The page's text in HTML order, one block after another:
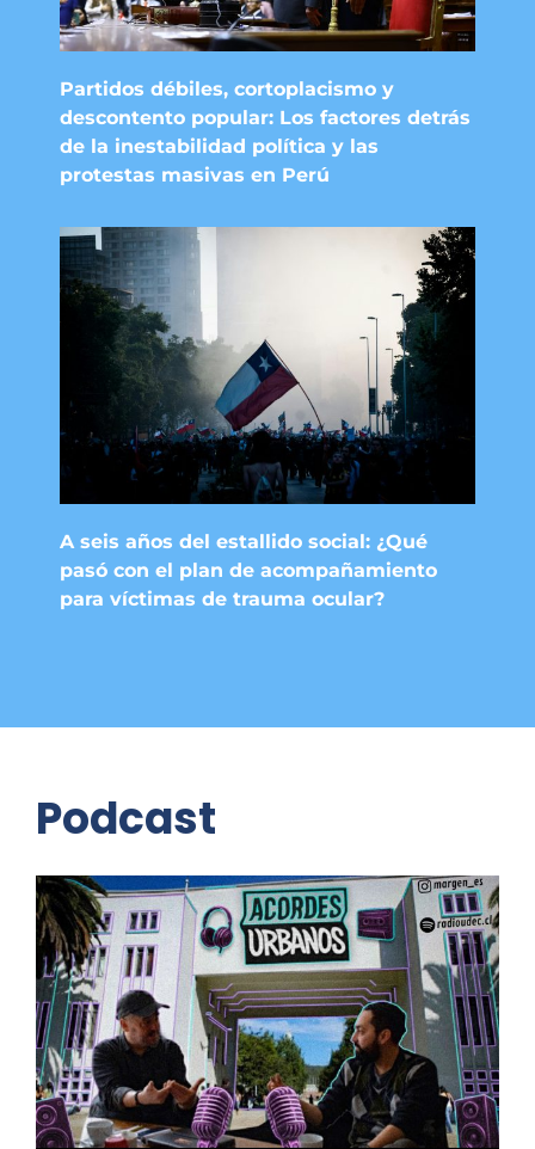
Partidos débiles, cortoplacismo y
descontento popular: Los factores detrás
de la inestabilidad política y las
protestas masivas en Perú
A seis años del estallido social: ¿Qué
pasó con el plan de acompañamiento
para víctimas de trauma ocular?
Podcast